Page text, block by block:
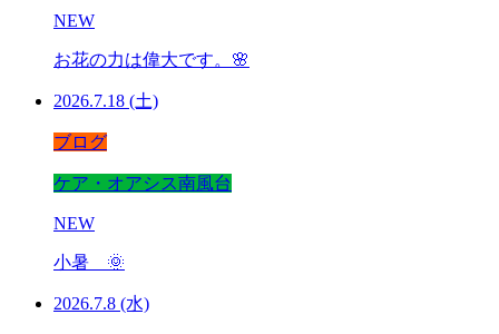
NEW
お花の力は偉大です。🌸
2026.7.18 (土)
ブログ
ケア・オアシス南風台
NEW
小暑 🌞
2026.7.8 (水)